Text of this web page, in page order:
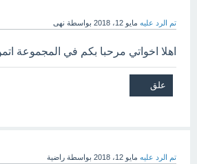
تم الرد عليه مايو 12، 2018 بواسطة نهى
اهلا اخواتي مرحبا بكم في المجموعة
تم الرد عليه مايو 12، 2018 بواسطة راضية